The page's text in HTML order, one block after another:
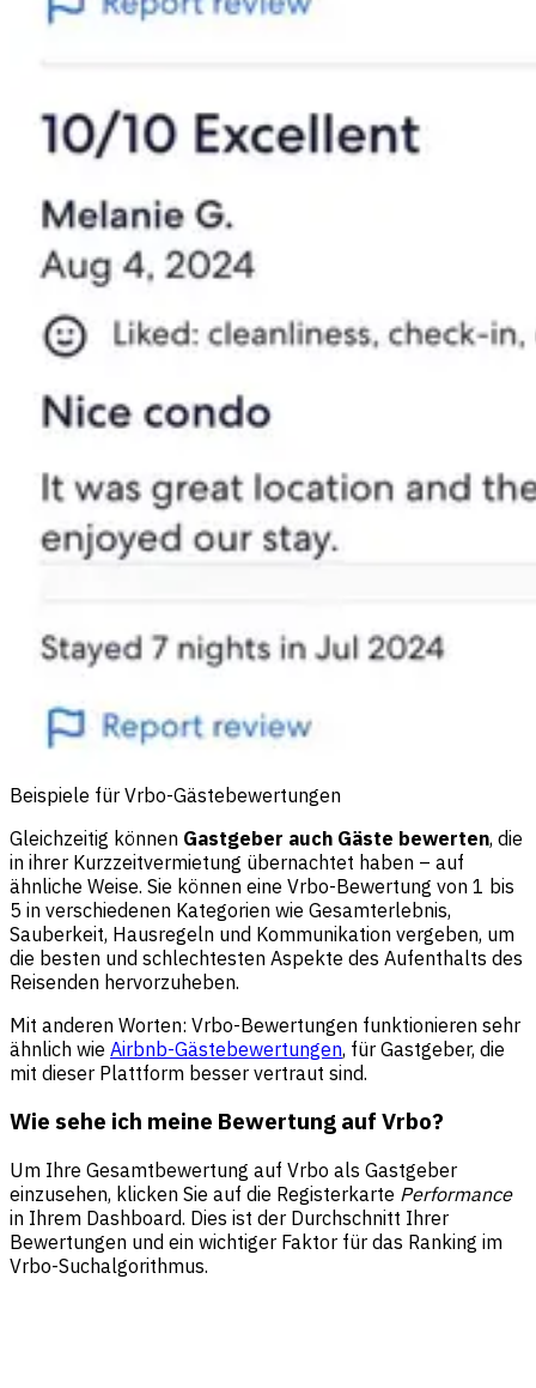
Beispiele für Vrbo-Gästebewertungen
Gleichzeitig können Gastgeber auch Gäste bewerten, die
in ihrer Kurzzeitvermietung übernachtet haben – auf
ähnliche Weise. Sie können eine Vrbo-Bewertung von 1 bis
5 in verschiedenen Kategorien wie Gesamterlebnis,
Sauberkeit, Hausregeln und Kommunikation vergeben, um
die besten und schlechtesten Aspekte des Aufenthalts des
Reisenden hervorzuheben.
Mit anderen Worten: Vrbo-Bewertungen funktionieren sehr
ähnlich wie Airbnb-Gästebewertungen, für Gastgeber, die
mit dieser Plattform besser vertraut sind.
Wie sehe ich meine Bewertung auf Vrbo?
Um Ihre Gesamtbewertung auf Vrbo als Gastgeber
einzusehen, klicken Sie auf die Registerkarte Performance
in Ihrem Dashboard. Dies ist der Durchschnitt Ihrer
Bewertungen und ein wichtiger Faktor für das Ranking im
Vrbo-Suchalgorithmus.